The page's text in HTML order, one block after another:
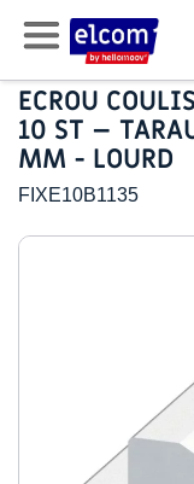
ECROU
10 ST –
MM - LOURD
FIXE10B1135